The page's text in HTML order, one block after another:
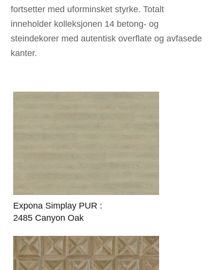
fortsetter med uforminsket styrke. Totalt
inneholder kolleksjonen 14 betong- og
steindekorer med autentisk overflate og avfasede
kanter.
Expona Simplay PUR :
2485 Canyon Oak